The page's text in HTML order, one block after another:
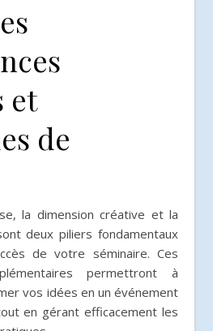
et
de
la dimension créative et la
deux piliers fondamentaux
de votre séminaire. Ces
permettront à
vos idées en un événement
en gérant efficacement les